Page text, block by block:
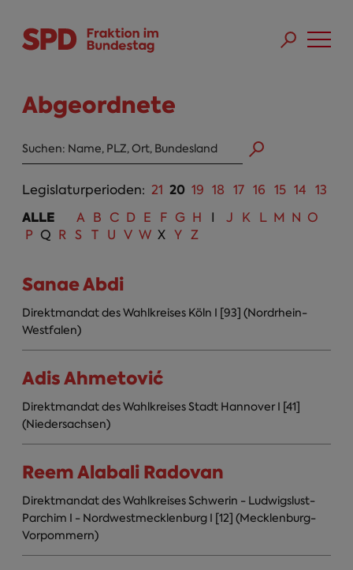
Abgeordnete
Abgeordneten Suche
Legislaturperioden: 21 20 19 18 17 16 15 14 13
ALLE A B C D E F G H I J K L M N O
P Q R S T U V W X Y Z
Sanae Abdi
Direktmandat des Wahlkreises Köln I [93] (Nordrhein-
Westfalen)
Adis Ahmetović
Direktmandat des Wahlkreises Stadt Hannover I [41]
(Niedersachsen)
Reem Alabali Radovan
Direktmandat des Wahlkreises Schwerin - Ludwigslust-
Parchim I - Nordwestmecklenburg I [12] (Mecklenburg-
Vorpommern)